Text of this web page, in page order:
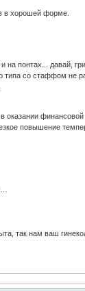
в хорошей форме.
понтах... давай,
типа со стаффом
оказании финансовой
повышение
так нам ваш